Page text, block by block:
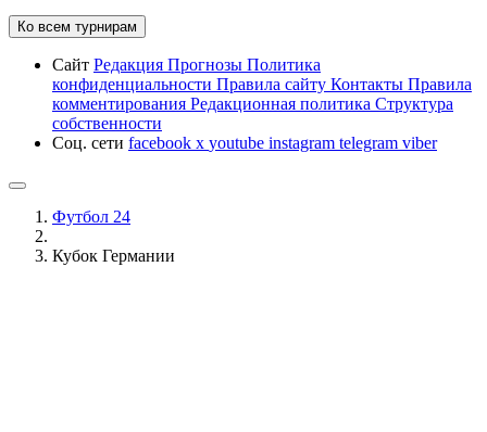
Ко всем турнирам
Сайт Редакция Прогнозы Политика
конфиденциальности Правила сайту Контакты Правила
комментирования Редакционная политика Структура
собственности
Соц. сети facebook x youtube instagram telegram viber
Футбол 24
Кубок Германии